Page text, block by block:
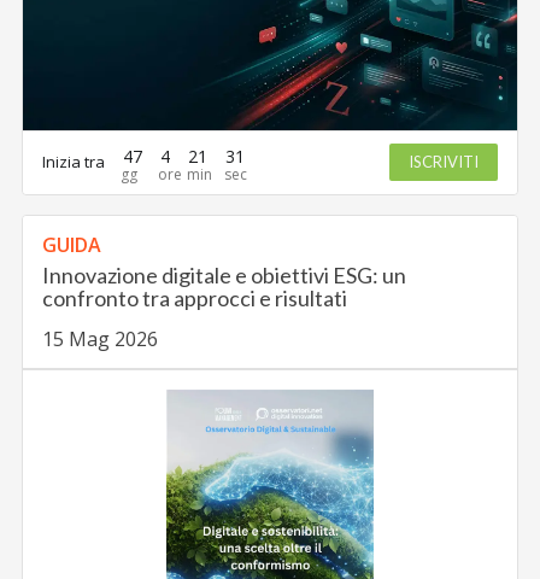
Inizia tra 47 4 21 30 ISCRIVITI
GUIDA
Innovazione digitale e obiettivi ESG: un
confronto tra approcci e risultati
15 Mag 2026